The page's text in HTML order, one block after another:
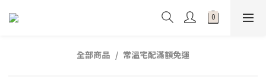
全部商品 常溫宅配滿額免運